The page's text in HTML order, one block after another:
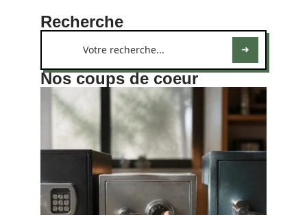
Recherche
Nos coups de coeur